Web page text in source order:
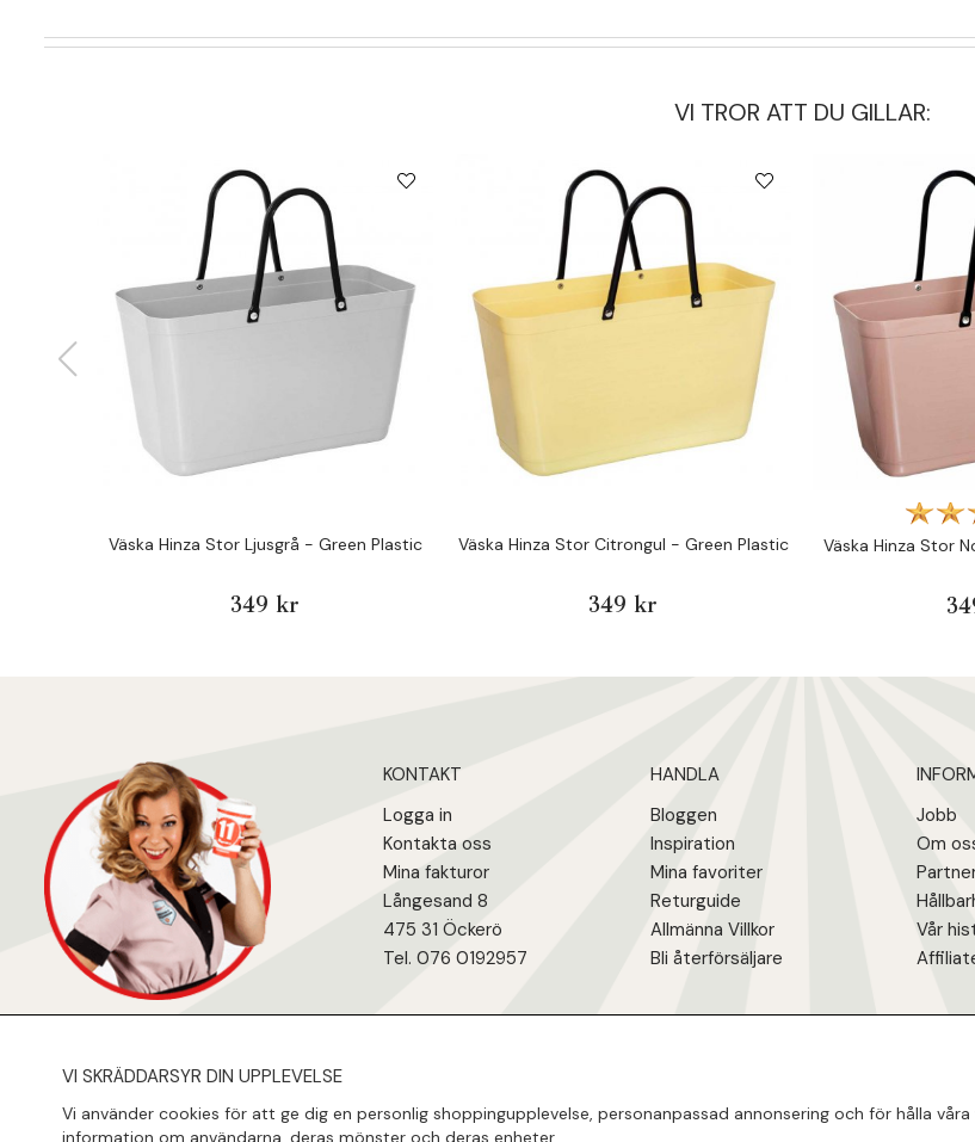
VI TROR ATT DU GILLAR:
Väska Hinza Stor Ljusgrå - Green Plastic
349 kr
Väska Hinza Stor Citrongul - Green Plastic
349 kr
Väska Hinza Stor
KONTAKT
Logga in
Kontakta oss
Mina fakturor
Långesand 8
475 31 Öckerö
Tel. 076 0192957
HANDLA
Bloggen
Inspiration
Mina favoriter
Returguide
Allmänna Villkor
Bli återförsäljare
Jobb
Om
Vår
VI SKRÄDDARSYR DIN UPPLEVELSE
Vi använder cookies för att ge dig en personlig shoppingupplevelse, personanpassad annonsering och för hålla
information om användarna, deras mönster och deras enheter.